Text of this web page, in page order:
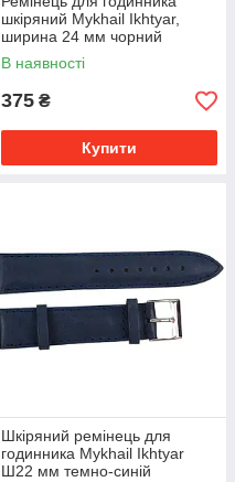
шкіряний Mykhail Ikhtyar,
ширина 24 мм чорний
В наявності
375 ₴
Купити
Шкіряний ремінець для
годинника Mykhail Ikhtyar
Ш22 мм темно-синій